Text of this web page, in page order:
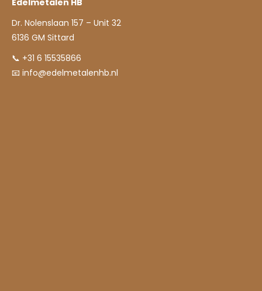
Edelmetalen HB
Dr. Nolenslaan 157 – Unit 32
6136 GM Sittard
📞 +31 6 15535866
📧 info@edelmetalenhb.nl